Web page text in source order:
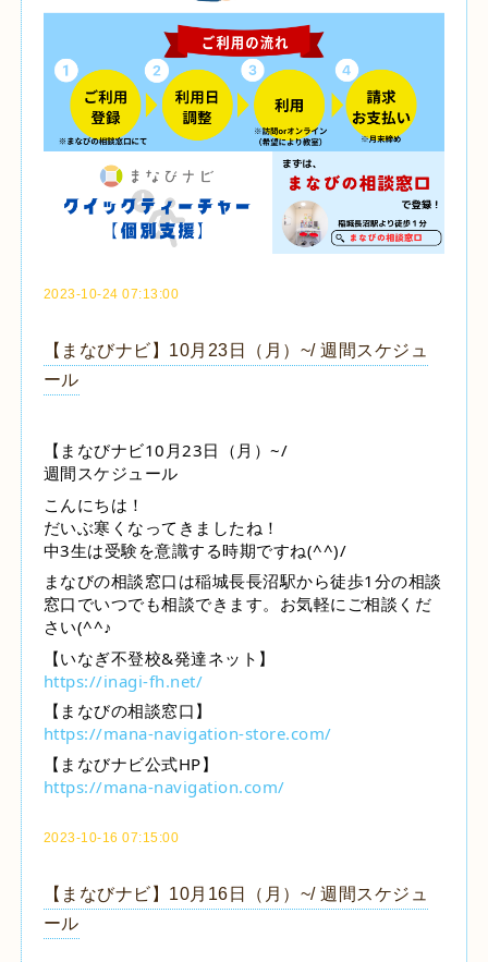
2023-10-24 07:13:00
【まなびナビ】10月23日（月）~/ 週間スケジュ
ール
【まなびナビ10月23日（月）~/
週間スケジュール
こんにちは！
だいぶ寒くなってきましたね！
中3生は受験を意識する時期ですね(^^)/
まなびの相談窓口は稲城長長沼駅から徒歩1分の相談
窓口でいつでも相談できます。お気軽にご相談くだ
さい(^^♪
【いなぎ不登校&発達ネット】
https://inagi-fh.net/
【まなびの相談窓口】
https://mana-navigation-store.com/
【まなびナビ公式HP】
https://mana-navigation.com/
2023-10-16 07:15:00
【まなびナビ】10月16日（月）~/ 週間スケジュ
ール